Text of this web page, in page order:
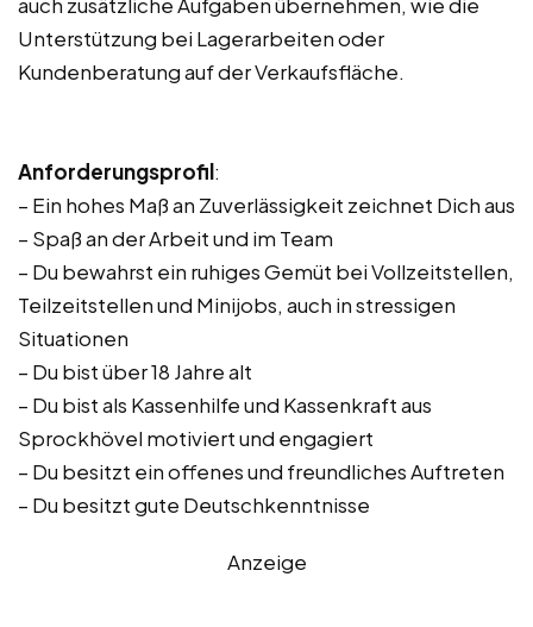
Unterstützung bei Lagerarbeiten oder
Kundenberatung auf der Verkaufsfläche.
Anforderungsprofil:
– Ein hohes Maß an Zuverlässigkeit zeichnet Dich aus
– Spaß an der Arbeit und im Team
– Du bewahrst ein ruhiges Gemüt bei Vollzeitstellen,
Teilzeitstellen und Minijobs, auch in stressigen
Situationen
– Du bist über 18 Jahre alt
– Du bist als Kassenhilfe und Kassenkraft aus
Sprockhövel motiviert und engagiert
– Du besitzt ein offenes und freundliches Auftreten
– Du besitzt gute Deutschkenntnisse
Anzeige